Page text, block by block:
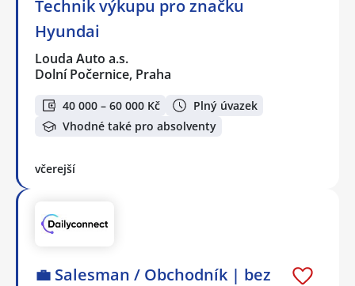
Technik výkupu pro značku
Hyundai
Louda Auto a.s.
Dolní Počernice, Praha
40 000 – 60 000 Kč
Plný úvazek
Vhodné také pro absolventy
včerejší
💼 Salesman / Obchodník | bez